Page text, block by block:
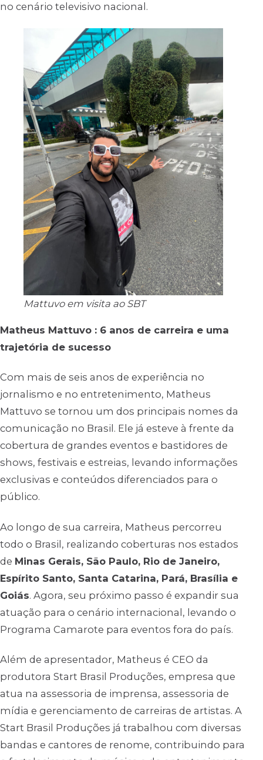
no cenário televisivo nacional.
Mattuvo em visita ao SBT
Matheus Mattuvo : 6 anos de carreira e uma
trajetória de sucesso
Com mais de seis anos de experiência no
jornalismo e no entretenimento, Matheus
Mattuvo se tornou um dos principais nomes da
comunicação no Brasil. Ele já esteve à frente da
cobertura de grandes eventos e bastidores de
shows, festivais e estreias, levando informações
exclusivas e conteúdos diferenciados para o
público.
Ao longo de sua carreira, Matheus percorreu
todo o Brasil, realizando coberturas nos estados
de Minas Gerais, São Paulo, Rio de Janeiro,
Espírito Santo, Santa Catarina, Pará, Brasília e
Goiás. Agora, seu próximo passo é expandir sua
atuação para o cenário internacional, levando o
Programa Camarote para eventos fora do país.
Além de apresentador, Matheus é CEO da
produtora Start Brasil Produções, empresa que
atua na assessoria de imprensa, assessoria de
mídia e gerenciamento de carreiras de artistas. A
Start Brasil Produções já trabalhou com diversas
bandas e cantores de renome, contribuindo para